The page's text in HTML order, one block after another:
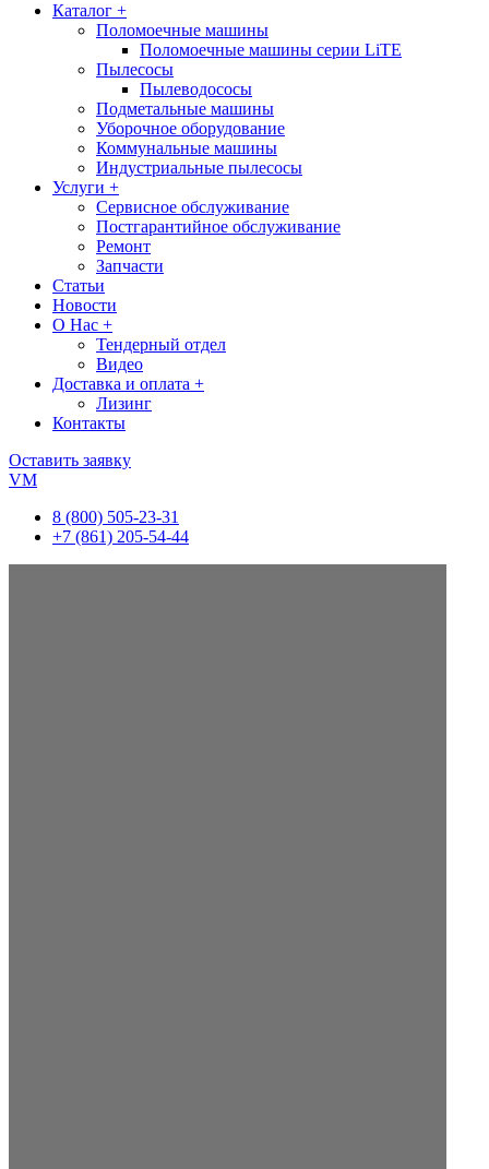
Каталог +
Поломоечные машины
Поломоечные машины серии LiTE
Пылесосы
Пылеводососы
Подметальные машины
Уборочное оборудование
Коммунальные машины
Индустриальные пылесосы
Услуги +
Сервисное обслуживание
Постгарантийное обслуживание
Ремонт
Запчасти
Статьи
Новости
О Нас +
Тендерный отдел
Видео
Доставка и оплата +
Лизинг
Контакты
Оставить заявку
VM
8 (800) 505-23-31
+7 (861) 205-54-44